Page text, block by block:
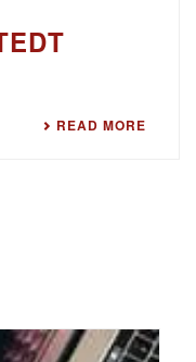
READ MORE